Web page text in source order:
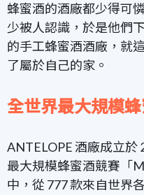
蜂蜜酒的酒廠都少得可
少被人認識， 於是他們
的手工蜂蜜酒酒廠，就
了屬於自己的家。
全世界最大規模
ANTELOPE 酒廠成立於
最大規模蜂蜜酒競賽「
中，從 777 款來自世界